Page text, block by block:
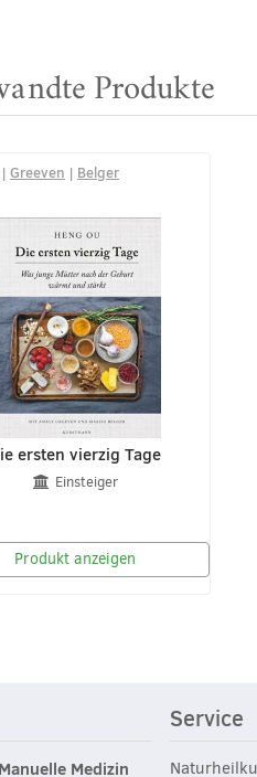
Produkte
| Greeven | Belger
ersten vierzig Tage
Einsteiger
Produkt anzeigen
Medizin
Service